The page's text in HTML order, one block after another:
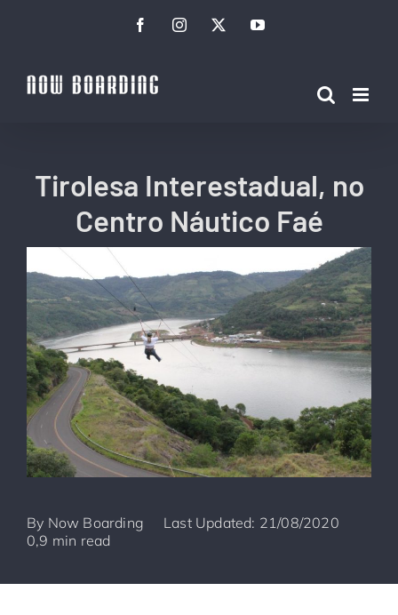
conteúdo
FacebookInstagramTwitterYouTube
Tirolesa Interestadual, no
Centro Náutico Faé
By Now Boarding
Last Updated: 21/08/2020
0,9 min read